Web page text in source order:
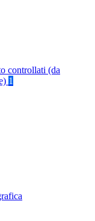
controllati (da
1